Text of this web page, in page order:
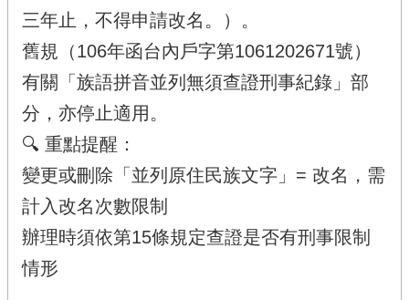
三年止，不得申請改名。）。
舊規（106年函台內戶字第1061202671號）
有關「族語拼音並列無須查證刑事紀錄」部
分，亦停止適用。
🔍 重點提醒：
變更或刪除「並列原住民族文字」= 改名，需
計入改名次數限制
辦理時須依第15條規定查證是否有刑事限制
情形